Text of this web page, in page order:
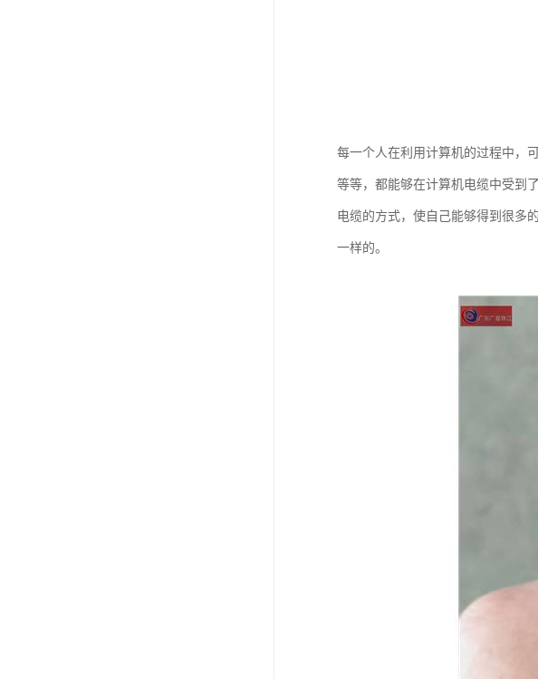
每一个人在利用计算机的过程中，
等等，都能够在计算机电缆中受到
电缆的方式，使自己能够得到很多
一样的。